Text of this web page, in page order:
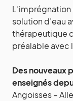
solution d’eau
thérapeutique
préalable avec
Des nouveaux
enseignés
Angoisses –